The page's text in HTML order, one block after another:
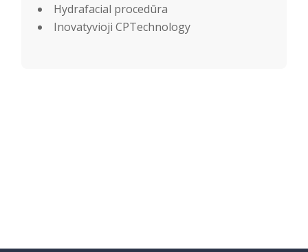
Hydrafacial procedūra
Inovatyvioji CPTechnology